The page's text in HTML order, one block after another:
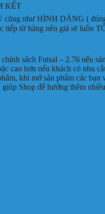
KẾT
như HÌNH DÁNG (
tiếp từ hãng nên giá sẽ
sách Futsal – 2.76 nếu
cao hơn nếu khách có nhu
khi mở sản phẩm các
Shop để hưởng thêm